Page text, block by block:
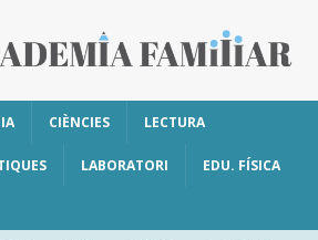
CIÈNCIES LECTURA
LABORATORI EDU. FÍSICA